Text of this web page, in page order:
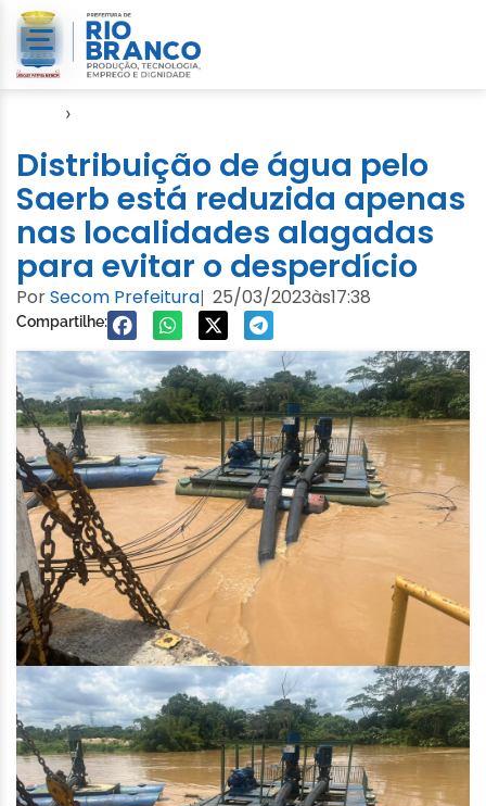
›
Distribuição de água pelo
Saerb está reduzida apenas
nas localidades alagadas
para evitar o desperdício
PorSecom Prefeitura| 25/03/2023às17:38
Compartilhe: